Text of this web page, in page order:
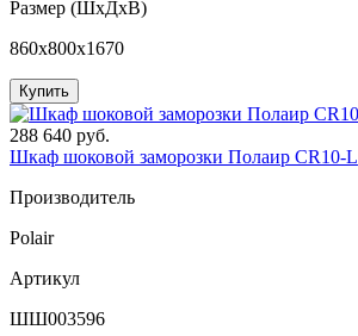
Размер (ШxДхВ)
860x800x1670
Купить
288 640 руб.
Шкаф шоковой заморозки Полаир CR10-L
Производитель
Polair
Артикул
ШШ003596